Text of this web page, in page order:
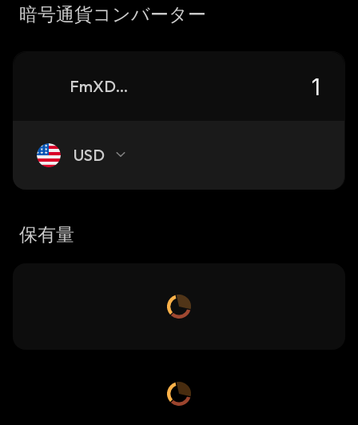
暗号通貨コンバーター
FmXD8or1pTp5U51gWwn1Gj3j9DJnHSPvVAFavU6qL34o_solana
USD
保有量